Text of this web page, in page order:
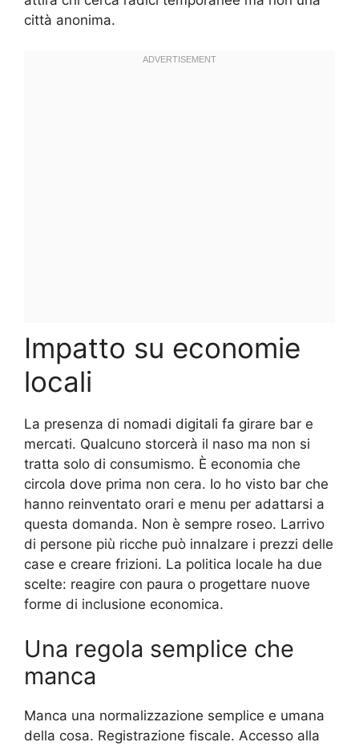
città anonima.
Impatto su economie
locali
La presenza di nomadi digitali fa girare bar e
mercati. Qualcuno storcerà il naso ma non si
tratta solo di consumismo. È economia che
circola dove prima non cera. Io ho visto bar che
hanno reinventato orari e menu per adattarsi a
questa domanda. Non è sempre roseo. Larrivo
di persone più ricche può innalzare i prezzi delle
case e creare frizioni. La politica locale ha due
scelte: reagire con paura o progettare nuove
forme di inclusione economica.
Una regola semplice che
manca
Manca una normalizzazione semplice e umana
della cosa. Registrazione fiscale. Accesso alla